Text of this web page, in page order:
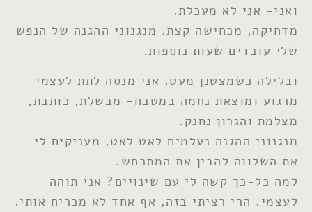
ואני- אני לא מעכלת.
מדחיקה, מכחישה קצת. מנגנוני ההגנה של הנפש
שלי עובדים שעות נוספות.
ובלילה כשמצטנן מעט, אני מנסה לתת לעצמי
מרגוע ומוצאת נחמה במטבח- מבשלת, כותבת,
מצלמת והגרון נחנק.
מנגנוני ההגנה נעלמים לאט לאט, מעניקים לי
את השלווה להבין את המתרחש.
למה כל-כך קשה לי עם שינויים? אני תוהה
לעצמי. הרי רציתי בזה, אף אחד לא מכריח אותי.